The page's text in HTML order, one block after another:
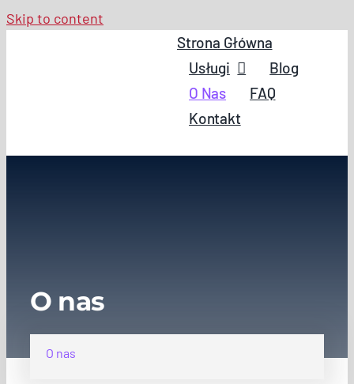
Skip to content
Strona Główna
Usługi
Blog
O Nas
FAQ
Kontakt
O nas
O nas